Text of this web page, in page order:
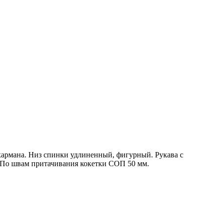
Низ спинки удлиненный, фигурный. Рукава с
швам притачивания кокетки СОП 50 мм.